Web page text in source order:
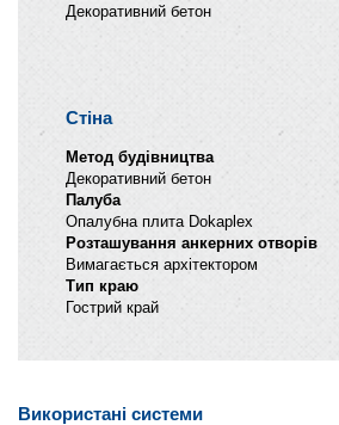
Декоративний бетон
Стіна
Метод будівництва
Декоративний бетон
Палуба
Опалубна плита Dokaplex
Розташування анкерних отворів
Вимагається архітектором
Тип краю
Гострий край
Використані системи